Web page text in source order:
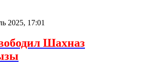
2025, 17:01
Шахназ